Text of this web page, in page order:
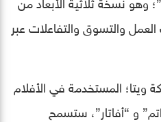
والتسوق والتفاعلات عبر
ويتا؛ المستخدمة في الأفلام
و “أفاتار”، ستسمح